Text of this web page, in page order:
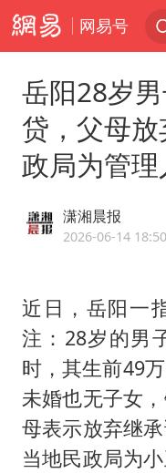
网易号
岳阳28岁
贷，父母
政局为管
潇湘晨报
2026-06-14 18:50
近日，岳阳一
注：28岁的男
时，其生前49
未婚也无子女
母表示放弃继
当地民政局为